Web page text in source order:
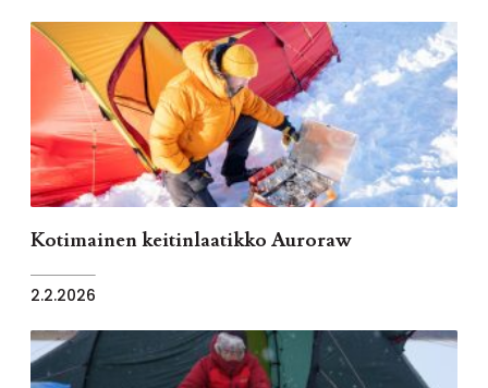
Kotimainen keitinlaatikko Auroraw
2.2.2026